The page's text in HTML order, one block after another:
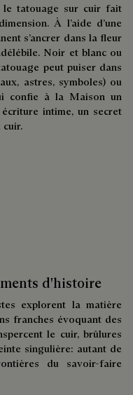
le tatouage sur cuir fait
À l’aide d’une
s’ancrer dans la fleur
Noir et blanc ou
peut puiser dans
astres, symboles) ou
confie à la Maison un
intime, un secret
cuir.
d'histoire
explorent la matière
franches évoquant des
le cuir, brûlures
singulière: autant de
du savoir-faire